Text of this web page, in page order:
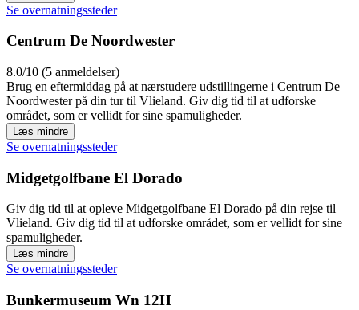
Se overnatningssteder
Centrum De Noordwester
8.0/10 (5 anmeldelser)
Brug en eftermiddag på at nærstudere udstillingerne i Centrum De
Noordwester på din tur til Vlieland. Giv dig tid til at udforske
området, som er vellidt for sine spamuligheder.
Læs mindre
Se overnatningssteder
Midgetgolfbane El Dorado
Giv dig tid til at opleve Midgetgolfbane El Dorado på din rejse til
Vlieland. Giv dig tid til at udforske området, som er vellidt for sine
spamuligheder.
Læs mindre
Se overnatningssteder
Bunkermuseum Wn 12H